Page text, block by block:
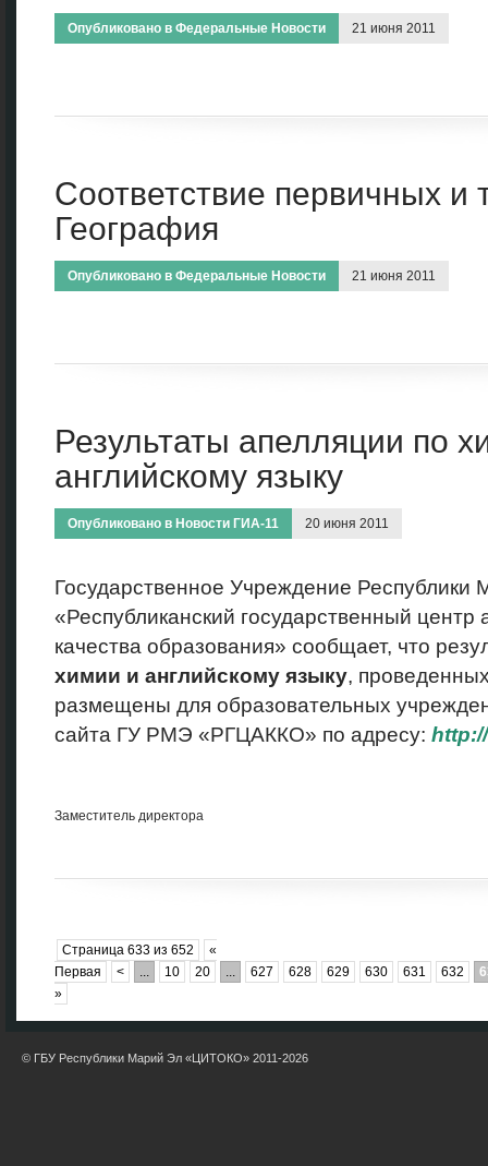
Опубликовано в Федеральные Новости 21 июня 2011
Соответствие первичных и
География
Опубликовано в Федеральные Новости 21 июня 2011
Результаты апелляции по
английскому языку
Опубликовано в Новости ГИА-11 20 июня 2011
Государственное Учреждение Республики
«Республиканский государственный центр
качества образования» сообщает, что
химии и английскому языку,
размещены для образовательных
сайта ГУ РМЭ «РГЦАККО» по адресу:
Заместитель директора
Страница 633 из 652
«
Первая
< ... 10 20 ... 627 628 629 630 631 632
»
© ГБУ Республики Марий Эл «ЦИТОКО» 2011-2026